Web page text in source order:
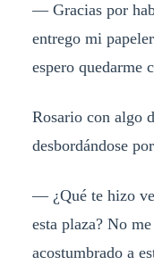
— Gracias por
entrego mi
espero quedarme
Rosario con algo
desbordándose
— ¿Qué te hizo
esta plaza? No
acostumbrado a